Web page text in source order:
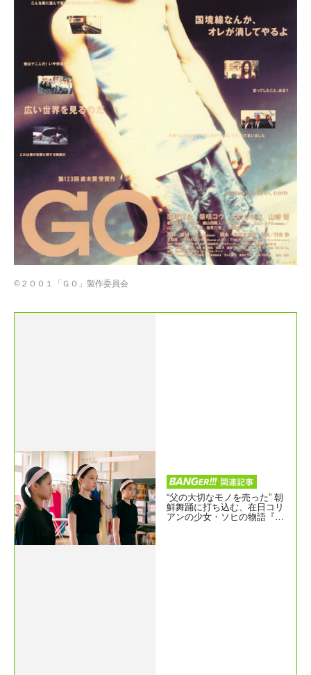
©︎２００１「ＧＯ」製作委員会
“父の大切なモノを売った” 朝
鮮舞踊に打ち込む、在日コリ
アンの少女・ソヒの物語『ト